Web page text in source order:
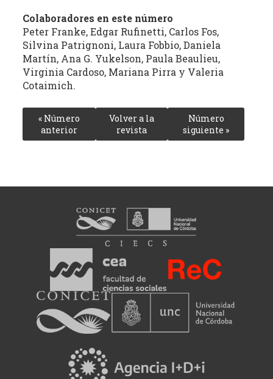
Colaboradores en este número
Peter Franke, Edgar Rufinetti, Carlos Fos,
Silvina Patrignoni, Laura Fobbio, Daniela
Martín, Ana G. Yukelson, Paula Beaulieu,
Virginia Cardoso, Mariana Pirra y Valeria
Cotaimich.
« Número
anterior
Volver a la
revista
Número
siguiente »